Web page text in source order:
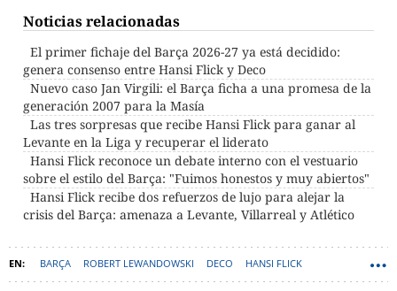
Noticias relacionadas
El primer fichaje del Barça 2026-27 ya está decidido:
genera consenso entre Hansi Flick y Deco
Nuevo caso Jan Virgili: el Barça ficha a una promesa de la
generación 2007 para la Masía
Las tres sorpresas que recibe Hansi Flick para ganar al
Levante en la Liga y recuperar el liderato
Hansi Flick reconoce un debate interno con el vestuario
sobre el estilo del Barça: "Fuimos honestos y muy abiertos"
Hansi Flick recibe dos refuerzos de lujo para alejar la
crisis del Barça: amenaza a Levante, Villarreal y Atlético
BARÇA ROBERT LEWANDOWSKI DECO HANSI FLICK